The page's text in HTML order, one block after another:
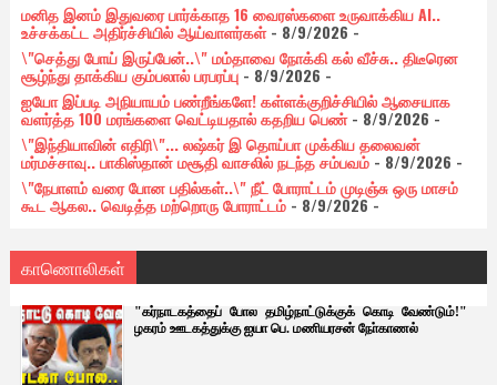
மனித இனம் இதுவரை பார்க்காத 16 வைரஸ்களை உருவாக்கிய AI..
உச்சக்கட்ட அதிர்ச்சியில் ஆய்வாளர்கள்- 8/9/2026-
\"செத்து போய் இருப்பேன்..\" மம்தாவை நோக்கி கல் வீச்சு.. திடீரென
சூழ்ந்து தாக்கிய கும்பலால் பரபரப்பு- 8/9/2026 -
ஐயோ இப்படி அநியாயம் பண்றீங்களே! கள்ளக்குறிச்சியில் ஆசையாக
வளர்த்த 100 மரங்களை வெட்டியதால் கதறிய பெண்- 8/9/2026 -
\"இந்தியாவின் எதிரி\"... லஷ்கர் இ தொய்பா முக்கிய தலைவன்
மர்மச்சாவு.. பாகிஸ்தான் மசூதி வாசலில் நடந்த சம்பவம்- 8/9/2026 -
\"நேபாளம் வரை போன பதில்கள்..\" நீட் போராட்டம் முடிஞ்சு ஒரு மாசம்
கூட ஆகல.. வெடித்த மற்றொரு போராட்டம்- 8/9/2026-
காணொலிகள்
"கர்நாடகத்தைப் போல தமிழ்நாட்டுக்குக் கொடி வேண்டும்!"
ழகரம் ஊடகத்துக்கு ஐயா பெ. மணியரசன் நோ்காணல்